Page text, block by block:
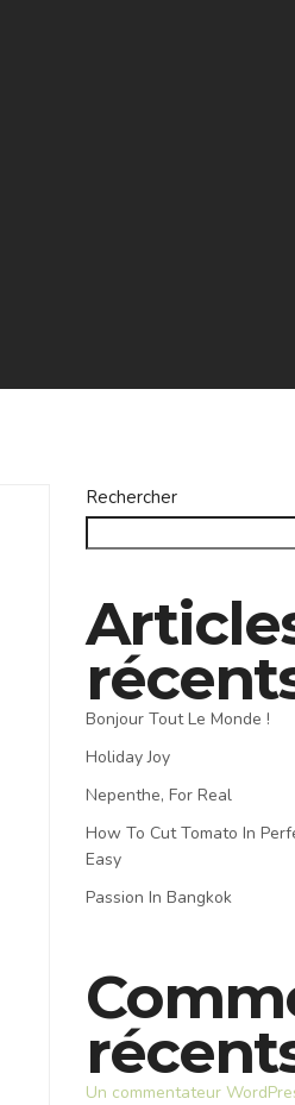
Rechercher
Bonjour Tout Le Monde !
Holiday Joy
Nepenthe, For Real
How To Cut Tomato In
Easy
Passion In Bangkok
Un commentateur